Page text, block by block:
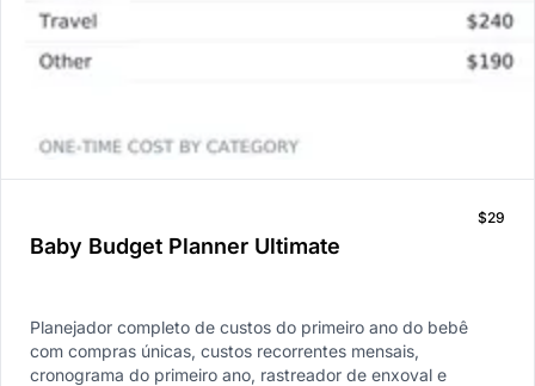
Baby Budget Planner Ultimate
$29
Planejador completo de custos do primeiro ano do bebê
com compras únicas, custos recorrentes mensais,
cronograma do primeiro ano, rastreador de enxoval e